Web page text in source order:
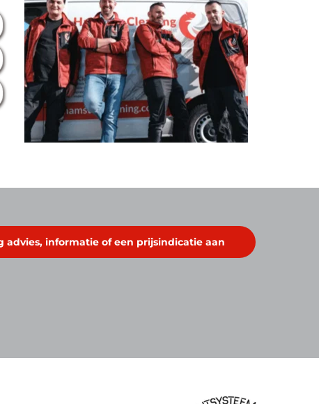
advies, informatie of een prijsindicatie aan